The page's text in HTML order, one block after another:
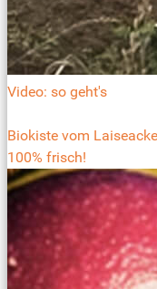
Video: so geht's
Biokiste vom
100% frisch!